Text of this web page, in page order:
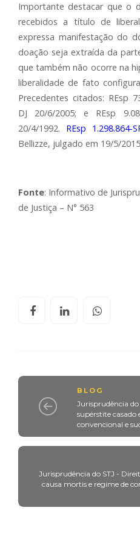
Importante destacar que o
recebidos a título de
expressa manifestação do
doação seja extraída da
que também não ocorre na
liberalidade de fato
Precedentes citados: REsp
DJ 20/6/2005; e REsp
20/4/1992. REsp 1.298.864-
Bellizze, julgado em 19/5/
Fonte: Informativo de
de Justiça – N° 563
BLOG
Jurisprudência
supérstite casado
convencional e
Jurisprudência do STJ -
causa mortis e regime de